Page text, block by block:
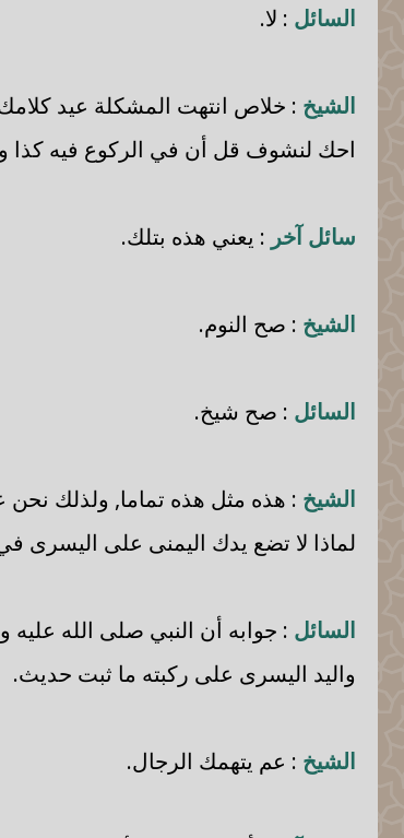
السائل : لا.
الشيخ : خلاص انتهت المشكلة عيد
احك لنشوف قل أن في الركوع فيه كذا
سائل آخر : يعني هذه بتلك.
الشيخ : صح النوم.
السائل : صح شيخ.
الشيخ : هذه مثل هذه تماما, ولذلك نحن
لماذا لا تضع يدك اليمنى على اليسرى
السائل : جوابه أن النبي صلى الله
واليد اليسرى على ركبته ما ثبت حديث.
الشيخ : عم يتهمك الرجال.